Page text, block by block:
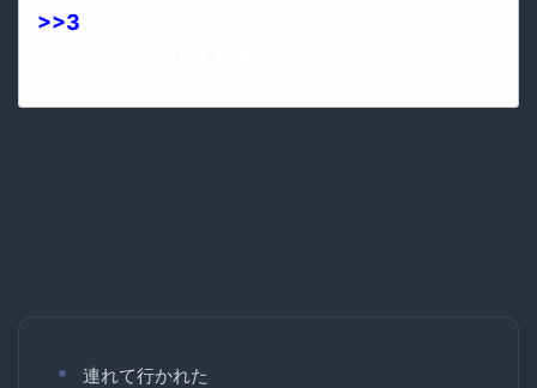
>>3
連れて行かれた